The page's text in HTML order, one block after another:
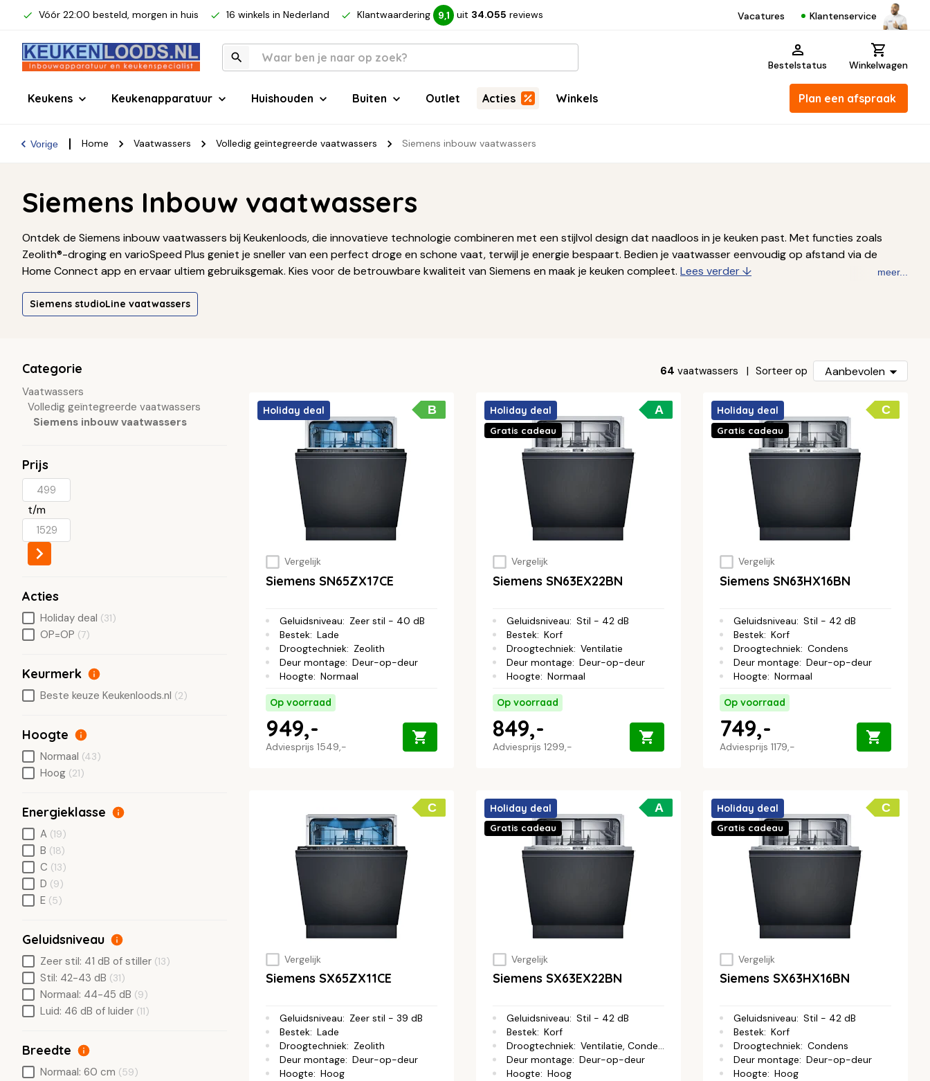
Vóór 22:00 besteld, morgen in huis 16 winkels in Nederland Klantwaardering 9,1 uit 34.055 reviews Vacatures Klantenservice
Bestelstatus Winkelwagen
Keukens Keukenapparatuur Huishouden Buiten Outlet Acties Winkels Plan een afspraak
Vorige Home Vaatwassers Volledig geïntegreerde vaatwassers Siemens inbouw vaatwassers
Siemens Inbouw vaatwassers
Ontdek de Siemens inbouw vaatwassers bij Keukenloods, die innovatieve technologie combineren met een stijlvol design dat naadloos in je keuken past. Met functies zoals
Zeolith®-droging en varioSpeed Plus geniet je sneller van een perfect droge en schone vaat, terwijl je energie bespaart. Bedien je vaatwasser eenvoudig op afstand via de
Home Connect app en ervaar ultiem gebruiksgemak. Kies voor de betrouwbare kwaliteit van Siemens en maak je keuken compleet. Lees verder ↓ meer...
Siemens studioLine vaatwassers
64 vaatwassers Sorteer op Aanbevolen
B
Holiday deal
Vergelijk
Siemens SN65ZX17CE
Geluidsniveau: Zeer stil - 40 dB
Bestek: Lade
Droogtechniek: Zeolith
Deur montage: Deur-op-deur
Hoogte: Normaal
Op voorraad
Adviesprijs 1549,-
949,-
A
Holiday deal
Gratis cadeau
Vergelijk
Siemens SN63EX22BN
Geluidsniveau: Stil - 42 dB
Bestek: Korf
Droogtechniek: Ventilatie
Deur montage: Deur-op-deur
Hoogte: Normaal
Op voorraad
Adviesprijs 1299,-
849,-
C
Holiday deal
Gratis cadeau
Vergelijk
Siemens SN63HX16BN
Geluidsniveau: Stil - 42 dB
Bestek: Korf
Droogtechniek: Condens
Deur montage: Deur-op-deur
Hoogte: Normaal
Op voorraad
Adviesprijs 1179,-
749,-
C
Vergelijk
Siemens SX65ZX11CE
Geluidsniveau: Zeer stil - 39 dB
Bestek: Lade
Droogtechniek: Zeolith
Deur montage: Deur-op-deur
Hoogte: Hoog
A
Holiday deal
Gratis cadeau
Vergelijk
Siemens SX63EX22BN
Geluidsniveau: Stil - 42 dB
Bestek: Korf
Droogtechniek: Ventilatie, Condens
Deur montage: Deur-op-deur
Hoogte: Hoog
C
Holiday deal
Gratis cadeau
Vergelijk
Siemens SX63HX16BN
Geluidsniveau: Stil - 42 dB
Bestek: Korf
Droogtechniek: Condens
Deur montage: Deur-op-deur
Hoogte: Hoog
Categorie
Vaatwassers
Volledig geïntegreerde vaatwassers
Siemens inbouw vaatwassers
Prijs
t/m
Acties
Holiday deal (31)
OP=OP (7)
Keurmerk
Beste keuze Keukenloods.nl (2)
Hoogte
Normaal (43)
Hoog (21)
Energieklasse
A (19)
B (18)
C (13)
D (9)
E (5)
Geluidsniveau
Zeer stil: 41 dB of stiller (13)
Stil: 42-43 dB (31)
Normaal: 44-45 dB (9)
Luid: 46 dB of luider (11)
Breedte
Normaal: 60 cm (59)